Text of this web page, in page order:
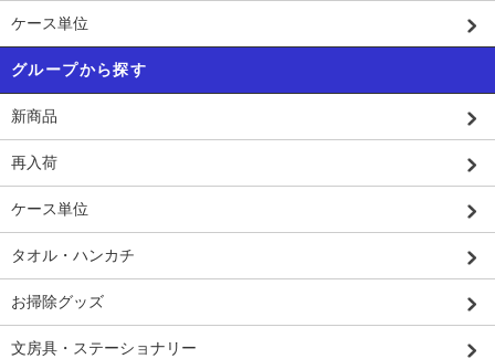
ケース単位
グループから探す
新商品
再入荷
ケース単位
タオル・ハンカチ
お掃除グッズ
文房具・ステーショナリー